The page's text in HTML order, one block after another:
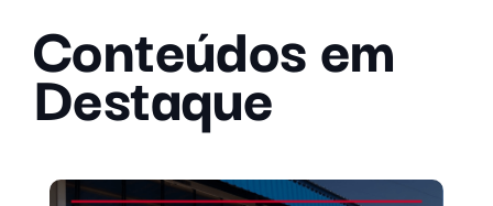
Conteúdos em
Destaque